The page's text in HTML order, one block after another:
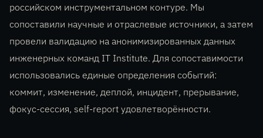
российском инструментальном контуре. Мы
сопоставили научные и отраслевые источники, а затем
провели валидацию на анонимизированных данных
инженерных команд IT Institute. Для сопоставимости
использовались единые определения событий:
коммит, изменение, деплой, инцидент, прерывание,
фокус-сессия, self-report удовлетворённости.